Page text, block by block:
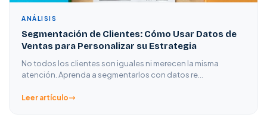
ANÁLISIS
Segmentación de Clientes: Cómo Usar Datos de
Ventas para Personalizar su Estrategia
No todos los clientes son iguales ni merecen la misma
atención. Aprenda a segmentarlos con datos re…
Leer artículo